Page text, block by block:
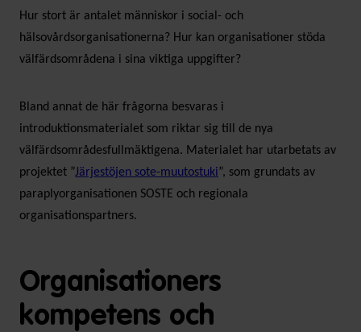
Hur stort är antalet människor i social- och
hälsovårdsorganisationerna? Hur kan organisationer stöda
välfärdsområdena i sina viktiga uppgifter?
Bland annat de här frågorna besvaras i
introduktionsmaterialet som riktar sig till de nya
välfärdsområdesfullmäktigena. Materialet har utarbetats av
projektet ”Järjestöjen sote-muutostuki”, som grundats av
paraplyorganisationen SOSTE och regionala
organisationspartners.
Organisationers
kompetens och